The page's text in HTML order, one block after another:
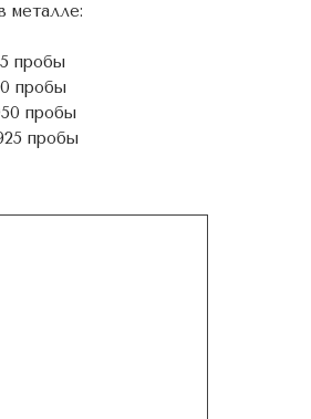
металле:
пробы
пробы
пробы
пробы